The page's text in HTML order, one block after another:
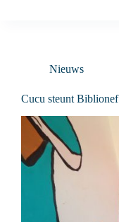
Nieuws
Cucu steunt Biblionef